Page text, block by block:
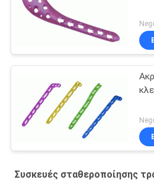
Συσκευές σταθεροποίησης